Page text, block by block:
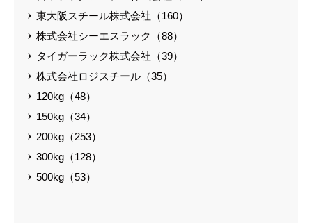
東大阪スチール株式会社（160）
株式会社シーエスラック（88）
タイガーラック株式会社（39）
株式会社ロジスチール（35）
120kg（48）
150kg（34）
200kg（253）
300kg（128）
500kg（53）